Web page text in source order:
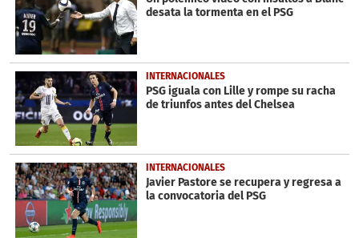
desata la tormenta en el PSG
INTERNACIONALES
PSG iguala con Lille y rompe su racha
de triunfos antes del Chelsea
INTERNACIONALES
Javier Pastore se recupera y regresa a
la convocatoria del PSG